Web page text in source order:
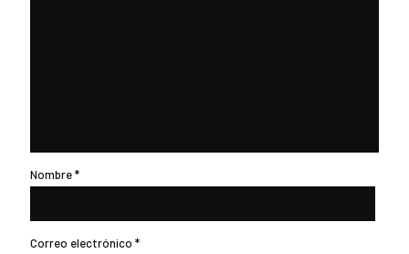
Nombre*
Correo electrónico *